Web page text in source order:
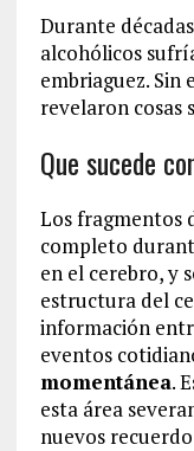
Durante
alcohólicos
embriaguez. Sin
revelaron cosas
Que sucede
Los fragmentos
completo
en el cerebro, y
estructura del
información
eventos
momentánea.
esta área
nuevos